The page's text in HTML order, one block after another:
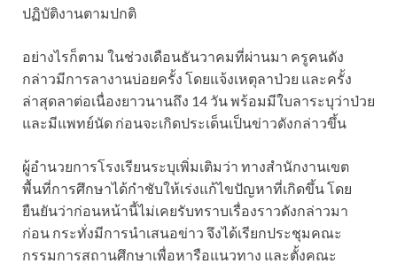
ปฏิบัติงานตามปกติ
อย่างไรก็ตาม ในช่วงเดือนธันวาคมที่ผ่านมา ครูคนดัง
กล่าวมีการลางานบ่อยครั้ง โดยแจ้งเหตุลาป่วย และครั้ง
ล่าสุดลาต่อเนื่องยาวนานถึง 14 วัน พร้อมมีใบลาระบุว่าป่วย
และมีแพทย์นัด ก่อนจะเกิดประเด็นเป็นข่าวดังกล่าวขึ้น
ผู้อำนวยการโรงเรียนระบุเพิ่มเติมว่า ทางสำนักงานเขต
พื้นที่การศึกษาได้กำชับให้เร่งแก้ไขปัญหาที่เกิดขึ้น โดย
ยืนยันว่าก่อนหน้านี้ไม่เคยรับทราบเรื่องราวดังกล่าวมา
ก่อน กระทั่งมีการนำเสนอข่าว จึงได้เรียกประชุมคณะ
กรรมการสถานศึกษาเพื่อหารือแนวทาง และตั้งคณะ